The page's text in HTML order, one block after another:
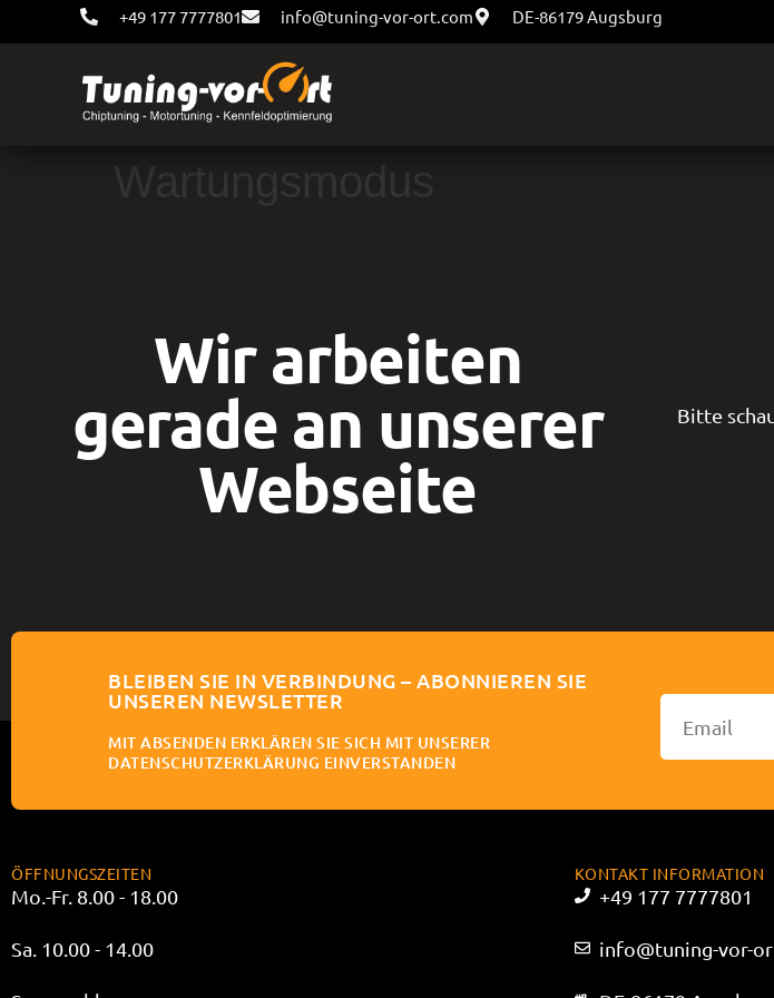
+49 177 7777801 info@tuning-vor-ort.com DE-86179 Augsburg
Wartungsmodus
Wir arbeiten
gerade an unserer
Webseite
Bitte
BLEIBEN SIE IN VERBINDUNG – ABONNIEREN SIE
UNSEREN NEWSLETTER
MIT ABSENDEN ERKLÄREN SIE SICH MIT UNSERER
DATENSCHUTZERKLÄRUNG EINVERSTANDEN
ÖFFNUNGSZEITEN
Mo.-Fr. 8.00 - 18.00
Sa. 10.00 - 14.00
KONTAKT INFORMATION
+49 177 7777801
info@tuning-vor-